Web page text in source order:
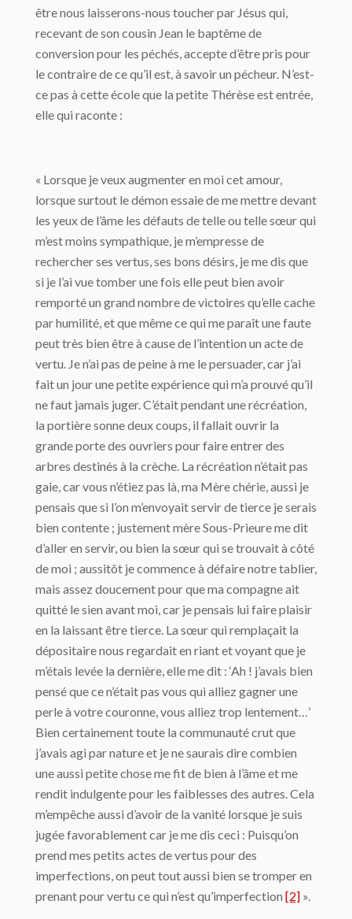
être nous laisserons-nous toucher par Jésus qui,
recevant de son cousin Jean le baptême de
conversion pour les péchés, accepte d’être pris pour
le contraire de ce qu’il est, à savoir un pécheur. N’est-
ce pas à cette école que la petite Thérèse est entrée,
elle qui raconte :
« Lorsque je veux augmenter en moi cet amour,
lorsque surtout le démon essaie de me mettre devant
les yeux de l’âme les défauts de telle ou telle sœur qui
m’est moins sympathique, je m’empresse de
rechercher ses vertus, ses bons désirs, je me dis que
si je l’ai vue tomber une fois elle peut bien avoir
remporté un grand nombre de victoires qu’elle cache
par humilité, et que même ce qui me paraît une faute
peut très bien être à cause de l’intention un acte de
vertu. Je n’ai pas de peine à me le persuader, car j’ai
fait un jour une petite expérience qui m’a prouvé qu’il
ne faut jamais juger. C’était pendant une récréation,
la portière sonne deux coups, il fallait ouvrir la
grande porte des ouvriers pour faire entrer des
arbres destinés à la crèche. La récréation n’était pas
gaie, car vous n’étiez pas là, ma Mère chérie, aussi je
pensais que si l’on m’envoyait servir de tierce je serais
bien contente ; justement mère Sous-Prieure me dit
d’aller en servir, ou bien la sœur qui se trouvait à côté
de moi ; aussitôt je commence à défaire notre tablier,
mais assez doucement pour que ma compagne ait
quitté le sien avant moi, car je pensais lui faire plaisir
en la laissant être tierce. La sœur qui remplaçait la
dépositaire nous regardait en riant et voyant que je
m’étais levée la dernière, elle me dit : ‘Ah ! j’avais bien
pensé que ce n’était pas vous qui alliez gagner une
perle à votre couronne, vous alliez trop lentement…’
Bien certainement toute la communauté crut que
j’avais agi par nature et je ne saurais dire combien
une aussi petite chose me fit de bien à l’âme et me
rendit indulgente pour les faiblesses des autres. Cela
m’empêche aussi d’avoir de la vanité lorsque je suis
jugée favorablement car je me dis ceci : Puisqu’on
prend mes petits actes de vertus pour des
imperfections, on peut tout aussi bien se tromper en
prenant pour vertu ce qui n’est qu’imperfection [2] ».